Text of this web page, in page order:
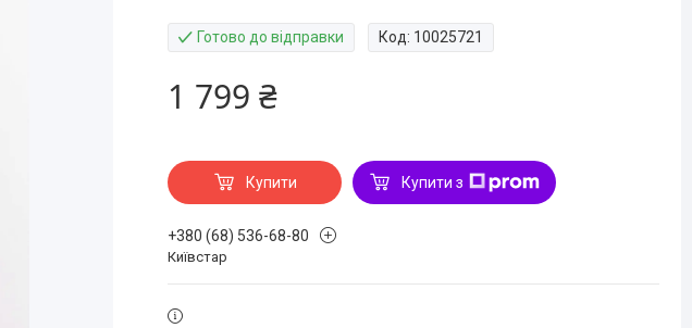
Готово до відправки Код: 10025721
1 799 ₴
Купити Купити з
+380 (68) 536-68-80
Київстар